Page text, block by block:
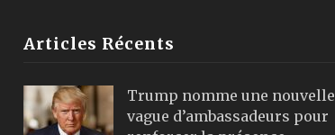
Articles Récents
Trump nomme une nouvelle
vague d’ambassadeurs pour